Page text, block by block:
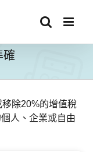
確
除20%的增值稅
人、企業或自由